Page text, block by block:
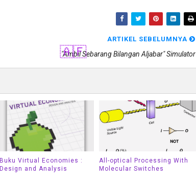
ARTIKEL SEBELUMNYA
"Ambil Sebarang Bilangan Aljabar" Simulator
Buku Virtual Economies :
Design and Analysis
All-optical Processing With
Molecular Switches